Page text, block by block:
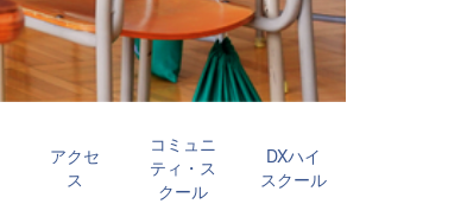
アクセ
ス
コミュニ
ティ・ス
クール
DXハイ
スクール